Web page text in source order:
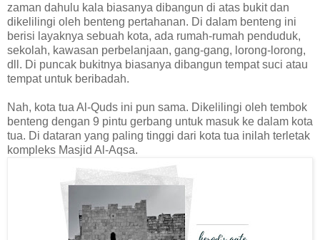
zaman dahulu kala biasanya dibangun di atas bukit dan
dikelilingi oleh benteng pertahanan. Di dalam benteng ini
berisi layaknya sebuah kota, ada rumah-rumah penduduk,
sekolah, kawasan perbelanjaan, gang-gang, lorong-lorong,
dll. Di puncak bukitnya biasanya dibangun tempat suci atau
tempat untuk beribadah.
Nah, kota tua Al-Quds ini pun sama. Dikelilingi oleh tembok
benteng dengan 9 pintu gerbang untuk masuk ke dalam kota
tua. Di dataran yang paling tinggi dari kota tua inilah terletak
kompleks Masjid Al-Aqsa.